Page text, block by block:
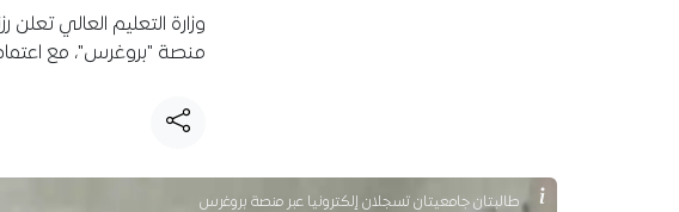
منصة "بروغرس"، مع اعتماد
طالبتان جامعيتان تسجلان إلكترونيا عبر منصة بروغرس